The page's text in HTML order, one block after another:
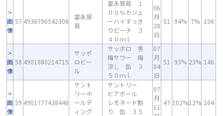
画
像
57 4936790542306
富永貿
易
富永貿易 １
００％カジュ
ーハイすっき
りピーチ ３
４０ｍｌ
06
月
28
日
51 94% 7% 156
画
像
58 4901880214715
サッポ
ロビー
ル
サッポロ 男
梅サワー 梅
涼し 缶 ３
５０ｍｌ
07
月
04
日
51 93% 23% 146
画
像
59 4901777438446
サント
リーホ
ールデ
ィング
サントリー
ビアボール
レモネード割
り 缶 ３５
07
月
11
47 102%12% 164